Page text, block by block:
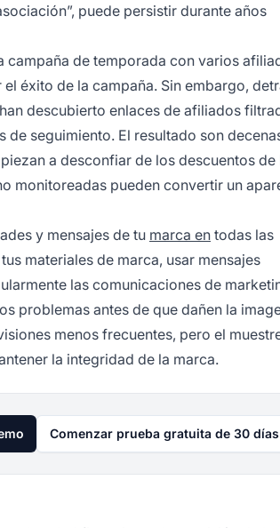
puede persistir durante años
campaña de temporada con varios
éxito de la campaña. Sin embargo,
descubierto enlaces de afiliados
seguimiento. El resultado son
a desconfiar de los descuentos de
monitoreadas pueden convertir un
y mensajes de tu marca en todas las
materiales de marca, usar mensajes
las comunicaciones de
problemas antes de que dañen la
menos frecuentes, pero el
la integridad de la marca.
Comenzar prueba gratuita de 30 días